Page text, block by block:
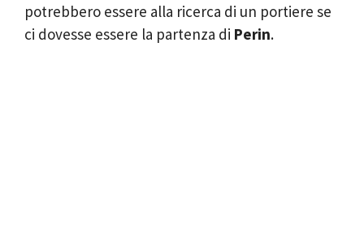
potrebbero essere alla ricerca di un portiere se
ci dovesse essere la partenza di Perin.